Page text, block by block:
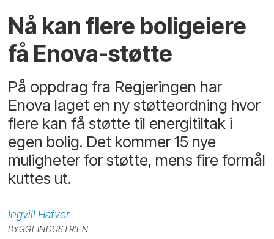
Nå kan flere boligeiere
få Enova-støtte
På oppdrag fra Regjeringen har
Enova laget en ny støtteordning hvor
flere kan få støtte til energitiltak i
egen bolig. Det kommer 15 nye
muligheter for støtte, mens fire formål
kuttes ut.
Ingvill Hafver
BYGGEINDUSTRIEN